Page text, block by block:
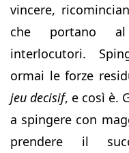
vincere,
che portano
interlocutori.
ormai le forze
jeu decisif, e così è.
a spingere con
prendere il